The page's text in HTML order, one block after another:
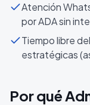
Atención
por ADA sin
Tiempo libre
estratégicas
Por qué